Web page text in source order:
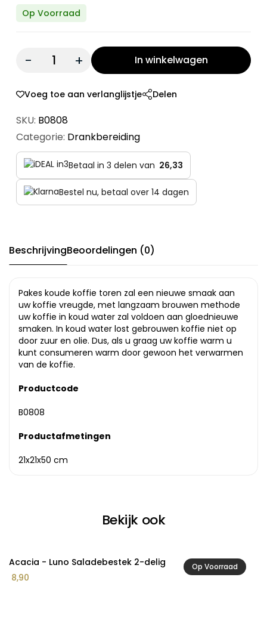
Op Voorraad
Quantity: In winkelwagen
Voeg toe aan verlanglijstje Delen
SKU: B0808
Categorie: Drankbereiding
Betaal in 3 delen van 26,33
Bestel nu, betaal over 14 dagen
BeschrijvingBeoordelingen (0)
Pakes koude koffie toren zal een nieuwe smaak aan
uw koffie vreugde, met langzaam brouwen methode
uw koffie in koud water zal voldoen aan gloednieuwe
smaken. In koud water lost gebrouwen koffie niet op
door zuur en olie. Dus, als u graag uw koffie warm u
kunt consumeren warm door gewoon het verwarmen
van de koffie.
Productcode
B0808
Productafmetingen
21x21x50 cm
Bekijk ook
Op Voorraad
Acacia - Luno Saladebestek 2-delig
8,90